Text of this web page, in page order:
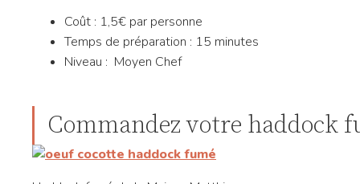
Coût : 1,5€ par personne
Temps de préparation : 15 minutes
Niveau : Moyen Chef
Commandez votre haddock